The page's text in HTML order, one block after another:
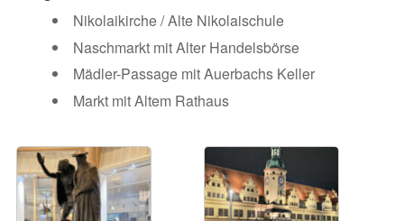
Nikolaikirche / Alte Nikolaischule
Naschmarkt mit Alter Handelsbörse
Mädler-Passage mit Auerbachs Keller
Markt mit Altem Rathaus